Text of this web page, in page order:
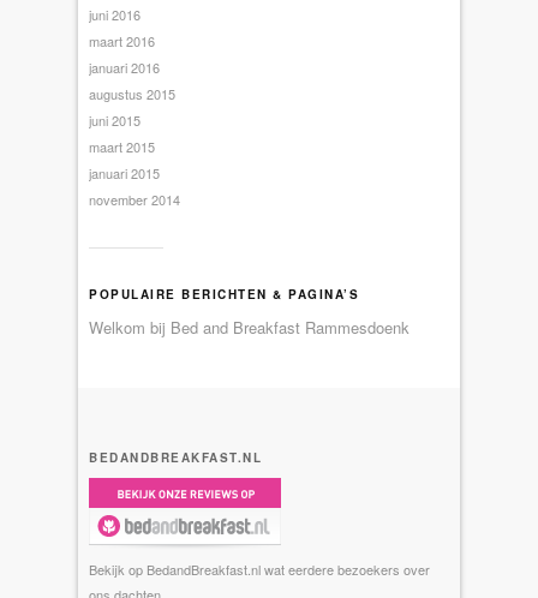
juni 2016
maart 2016
januari 2016
augustus 2015
juni 2015
maart 2015
januari 2015
november 2014
POPULAIRE BERICHTEN & PAGINA’S
Welkom bij Bed and Breakfast Rammesdoenk
BEDANDBREAKFAST.NL
Bekijk op BedandBreakfast.nl wat eerdere bezoekers over